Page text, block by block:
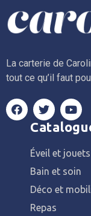
La carterie de
tout ce qu’il faut
Éveil et jouets
Bain et soin
Déco et
Repas